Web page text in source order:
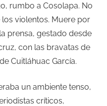
rumbo a Cosolapa. No
violentos. Muere por
prensa, gestado desde
con las bravatas de
Cuitláhuac García.
un ambiente tenso,
críticos,